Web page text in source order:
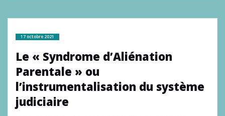
17 octobre 2021
Le « Syndrome d’Aliénation
Parentale » ou
l’instrumentalisation du système
judiciaire